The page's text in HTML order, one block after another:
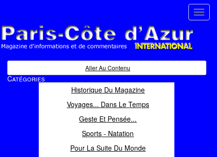
Magazine d'informations et de commentaires
Aller Au Contenu
Catégories
Historique Du Magazine
Voyages... Dans Le Temps
Geste Et Pensée...
Sports - Natation
Pour La Suite Du Monde